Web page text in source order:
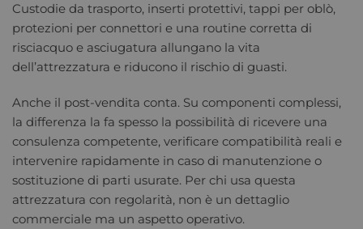
Custodie da trasporto, inserti protettivi, tappi per oblò,
protezioni per connettori e una routine corretta di
risciacquo e asciugatura allungano la vita
dell’attrezzatura e riducono il rischio di guasti.
Anche il post-vendita conta. Su componenti complessi,
la differenza la fa spesso la possibilità di ricevere una
consulenza competente, verificare compatibilità reali e
intervenire rapidamente in caso di manutenzione o
sostituzione di parti usurate. Per chi usa questa
attrezzatura con regolarità, non è un dettaglio
commerciale ma un aspetto operativo.